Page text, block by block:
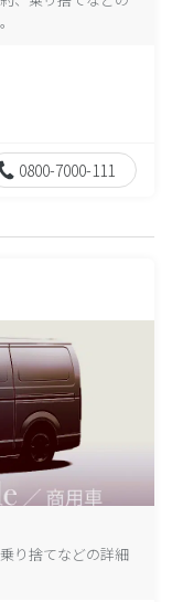
0800-7000-111
り捨てなどの詳細